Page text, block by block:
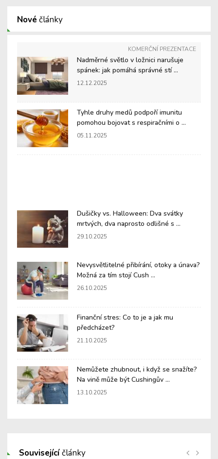
Nové články
KOMERČNÍ PREZENTACE
Nadměrné světlo v ložnici narušuje
spánek: jak pomáhá správné stí ...
12.12.2025
Tyhle druhy medů podpoří imunitu
pomohou bojovat s respiračními o ...
05.11.2025
Dušičky vs. Halloween: Dva svátky
mrtvých, dva naprosto odlišné s ...
29.10.2025
Nevysvětlitelné přibírání, otoky a únava?
Možná za tím stojí Cush ...
26.10.2025
Finanční stres: Co to je a jak mu
předcházet?
21.10.2025
Nemůžete zhubnout, i když se snažíte?
Na vině může být Cushingův ...
13.10.2025
Souvisejícíčlánky